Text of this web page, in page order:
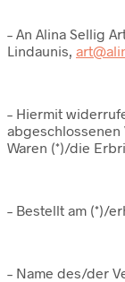
– An Alina Sellig
Lindaunis,
– Hiermit
Waren (*)/die
– Bestellt am (*)/
– Name des/der